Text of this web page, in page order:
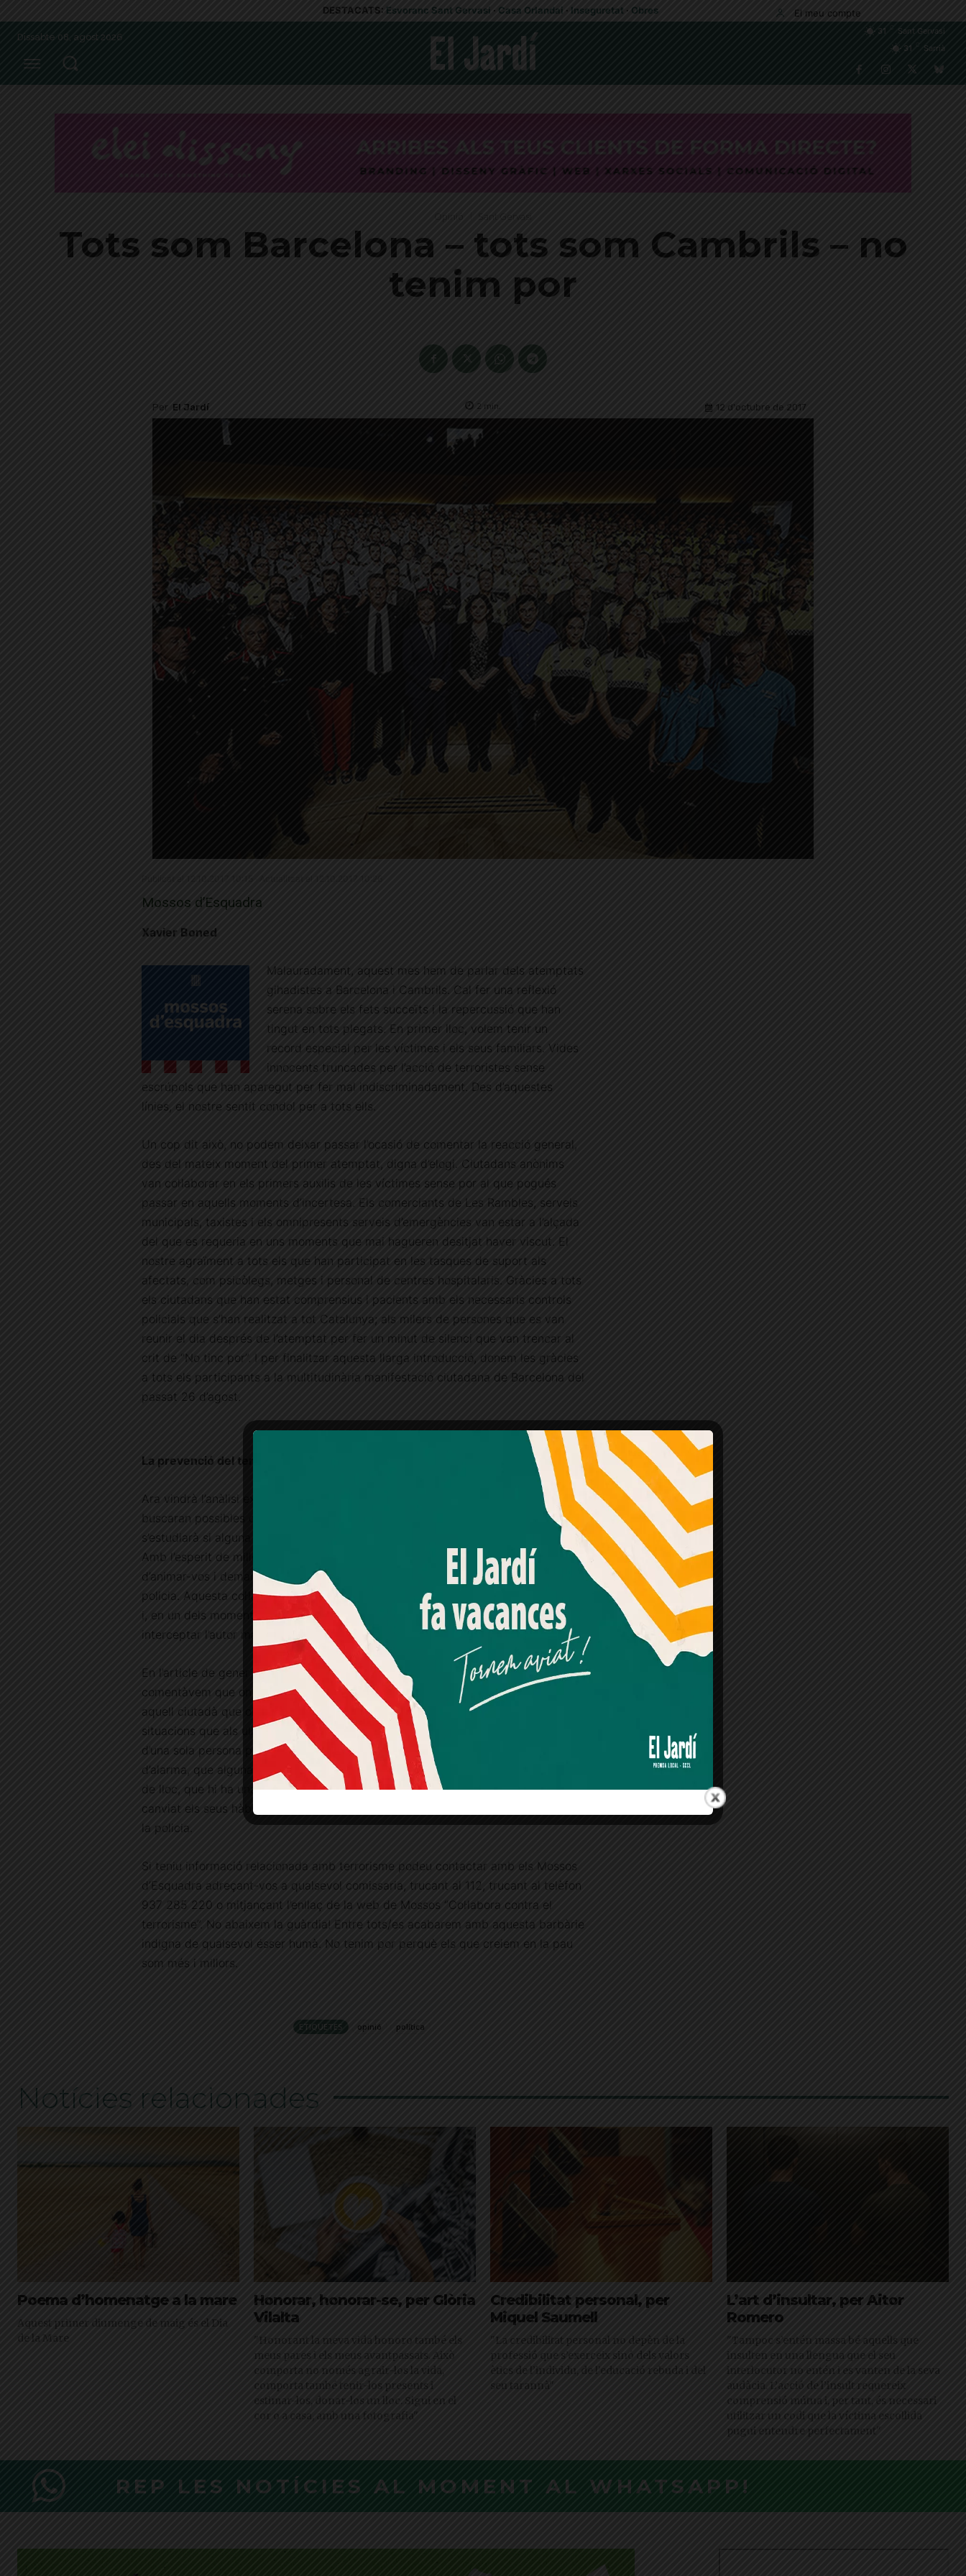
DESTACATS: Esvoranc Sant Gervasi · Casa Orlandai · Inseguretat · Obres El meu compte
Dissabte 08, agost 2026
31
Sant Gervasi
31
Sarrià
Tots som Barcelona – tots som Cambrils – no
tenim por
Per El Jardí 2 min. 12 d'octubre de 2017
Mossos d’Esquadra
Xavier Boned
Malauradament, aquest mes hem de parlar dels atemptats
gihadistes a Barcelona i Cambrils. Cal fer una reflexió
serena sobre els fets succeïts i la repercussió que han
tingut en tots plegats. En primer lloc, volem tenir un
record especial per les víctimes i els seus familiars. Vides
innocents truncades per l’acció de terroristes sense
escrúpols que han aparegut per fer mal indiscriminadament. Des d’aquestes
línies, el nostre sentit condol per a tots ells.
Un cop dit això, no podem deixar passar l’ocasió de comentar la reacció general,
des del mateix moment del primer atemptat, digna d’elogi. Ciutadans anònims
van col·laborar en els primers auxilis de les víctimes sense por al que pogués
passar en aquells moments d’incertesa. Els comerciants de Les Rambles, serveis
municipals, taxistes i els omnipresents serveis d’emergències van estar a l’alçada
del que es requeria en uns moments que mai hagueren desitjat haver viscut. El
nostre agraïment a tots els que han participat en les tasques de suport als
afectats, com psicòlegs, metges i personal de centres hospitalaris. Gràcies a tots
els ciutadans que han estat comprensius i pacients amb els necessaris controls
policials que s’han realitzat a tot Catalunya; als milers de persones que es van
reunir el dia després de l’atemptat per fer un minut de silenci que van trencar al
crit de “No tinc por”. I per finalitzar aquesta llarga introducció, donem les gràcies
a tots els participants a la multitudinària manifestació ciutadana de Barcelona del
passat 26 d’agost.
Publicitat
La prevenció del terrorisme
Ara vindrà l’anàlisi exhaustiu de tota la situació, seguirà la investigació, es
buscaran possibles connexions dels terroristes, es revisaran els protocols,
s’estudiarà si alguna cosa es pot millorar, si alguna cosa no va funcionar prou bé.
Amb l’esperit de millorar la prevenció contra el terrorisme també és moment
d’animar-vos i demanar-vos, un cop més, a la col·laboració ciutadana amb la
policia. Aquesta col·laboració ha estat fonamental per poder recopilar informació
i, en un dels moments àlgids dels operatius policials, va servir per poder
interceptar l’autor material de l’atemptat de Les Rambles.
En l’article de gener del 2016 “Els ciutadans han de ser els ulls de la policia”
comentàvem que on no arriba un policia, patrullant o investigant, pot arribar
aquell ciutadà que observa el que passa al seu entorn diàriament. Hi ha
situacions que als ulls de la majoria poden semblar normals, però que als ulls
d’una sola persona poden ser un senyal d’alarma. Quan sona aquest senyal
d’alarma, que alguna cosa no va com ha d’anar, que algú o alguna cosa està fora
de lloc, que hi ha una mirada o un moviment que no toca, que una persona ha
canviat els seus hàbits i potser s’ha radicalitzat, és el moment de col·laborar amb
la policia.
Si teniu informació relacionada amb terrorisme podeu contactar amb els Mossos
d’Esquadra adreçant-vos a qualsevol comissaria, trucant al 112, trucant al telèfon
937 285 220 o mitjançant l’enllaç de la web de Mossos “Col·labora contra el
terrorisme”. No abaixem la guàrdia! Entre tots/es acabarem amb aquesta barbàrie
indigna de qualsevol ésser humà. No tenim por perquè els que creiem en la pau
som més i millors.
ETIQUETES opinió política
Notícies relacionades
Poema d’homenatge a la mare
Aquest primer diumenge de maig és el Dia
de la Mare
Honorar, honorar-se, per Glòria
Vilalta
"Honorant la meva vida honoro també els
meus pares i els meus avantpassats. Això
comporta no només agrair-los la vida,
comporta també tenir-los presents i
estimar-los, donar-los un lloc. Sigui en el
cor o a casa, amb una fotografia"
Credibilitat personal, per
Miquel Saumell
"La credibilitat personal no depèn de la
professió que s’exerceix sinó dels valors
ètics de l’individu, de l’educació rebuda i del
seu tarannà"
L’art d’insultar, per Aitor
Romero
"Tampoc s’entén massa bé aquells que
insulten en una llengua que el seu
interlocutor no entén i es vanten de la seva
audàcia. L’acció de l’insult requereix
comprensió mútua i, per tant, és necessari
utilitzar un codi que la víctima escollida
pugui entendre perfectament"
REP LES NOTÍCIES AL MOMENT AL WHATSAPP!
Amb el seu acord, nosaltres fem servir galetes o
tecnologies similars per emmagatzemar, accedir i
processar dades personals com la seva visita a aquest lloc
web. Pot retirar el seu consentiment o oposar-se al
processament de dades basat en interessos legítims en
qualsevol moment fent clic a "Ajustos de cookies" o a la
nostra Política de privacitat en aquest lloc web. Si cliques
"acceptar" dones el teu consentiment
Més informació Acceptar Rebutjar tot
Quan l’usuari crea un compte al Diari el Jardí, dona el seu
consentiment explícit per rebre comunicacions
informatives relacionades amb el servei. Aquest
consentiment pot ser revocat en qualsevol moment
mitjançant l’enllaç de baixa present a tots els correus.